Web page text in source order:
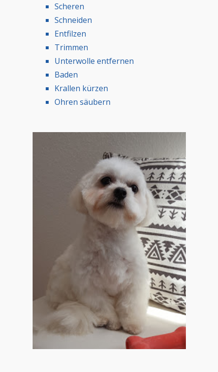
Scheren
Schneiden
Entfilzen
Trimmen
Unterwolle entfernen
Baden
Krallen kürzen
Ohren säubern